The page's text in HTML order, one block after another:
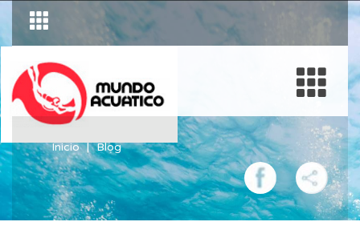
Inicio Blog